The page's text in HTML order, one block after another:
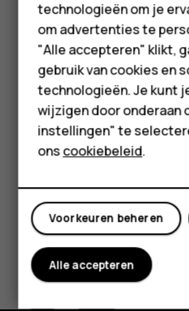
Accessoires
HMD Terra M
Voor
Tablets
Shop
Mijn account
Schakel de
het blokkeren van
beperkte groep
Als het mobiele netwerk
ook proberen een
als u toegang tot
Was deze informatie
technologieën om je
om advertenties te
"Alle accepteren" klikt,
gebruik van cookies en
technologieën. Je kunt
wijzigen door onderaan
instellingen" te
onscookiebeleid.
Voorkeuren beheren
Alle accepteren